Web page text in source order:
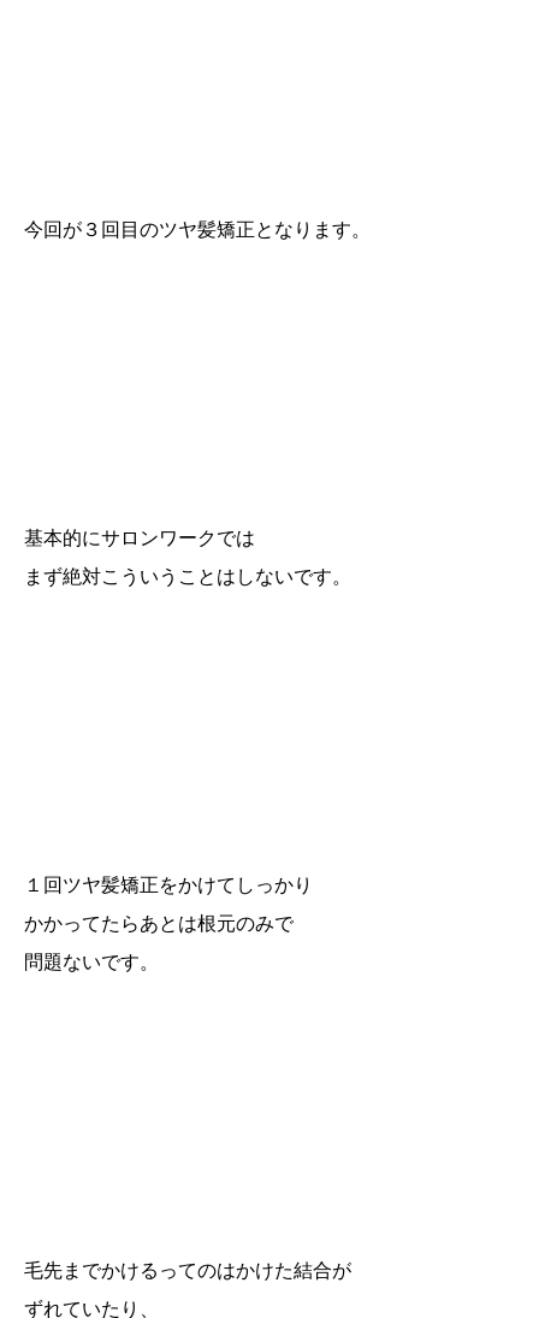
今回が３回目のツヤ髪矯正となります。
基本的にサロンワークでは
まず絶対こういうことはしないです。
１回ツヤ髪矯正をかけてしっかり
かかってたらあとは根元のみで
問題ないです。
毛先までかけるってのはかけた結合が
ずれていたり、